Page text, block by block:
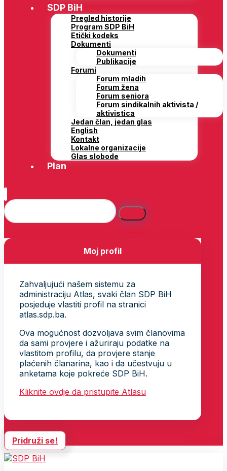
SDP BiH
Pregled historije
Program SDP BiH
Etički kodeks
Dokumenti
Dokumenti
Publikacije
Forumi
Forum mladih
Forum žena
Forum seniora
Forum sindikalnih aktivista /
aktivistica
Jedan član, jedan glas
English
Kontakt
Lokalne organizacije
Glas slobode
Plan
Moj profil
Zahvaljujući našem sistemu za
administraciju Atlas, svaki član SDP BiH
posjeduje vlastiti profil na stranici
atlas.sdp.ba.
Ova mogućnost dozvoljava svim članovima
da sami provjere i ažuriraju podatke na
vlastitom profilu, da provjere stanje
plaćenih članarina, kao i da učestvuju u
anketama koje pokreće SDP BiH.
Kliknite ovdje da pristupite Atlasu
Pridruži se!